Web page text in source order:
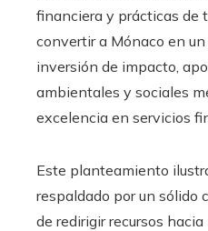
financiera y prácticas de
convertir a Mónaco en
inversión de impacto,
ambientales y sociales
excelencia en servicios
Este planteamiento
respaldado por un sólido
de redirigir recursos